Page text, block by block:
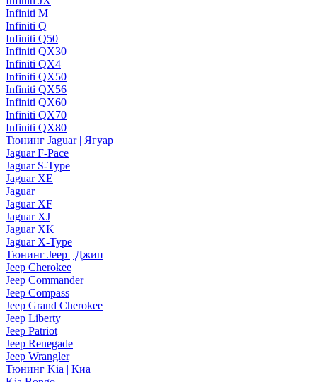
Infiniti M
Infiniti Q
Infiniti Q50
Infiniti QX30
Infiniti QX4
Infiniti QX50
Infiniti QX56
Infiniti QX60
Infiniti QX70
Infiniti QX80
Тюнинг Jaguar | Ягуар
Jaguar F-Pace
Jaguar S-Type
Jaguar XE
Jaguar
Jaguar XF
Jaguar XJ
Jaguar XK
Jaguar X-Type
Тюнинг Jeep | Джип
Jeep Cherokee
Jeep Commander
Jeep Compass
Jeep Grand Cherokee
Jeep Liberty
Jeep Patriot
Jeep Renegade
Jeep Wrangler
Тюнинг Kia | Киа